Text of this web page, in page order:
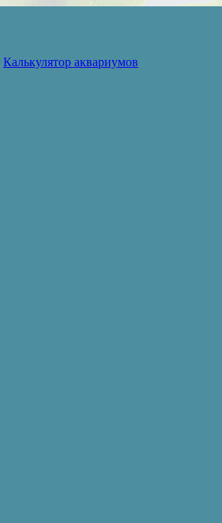
Калькулятор аквариумов